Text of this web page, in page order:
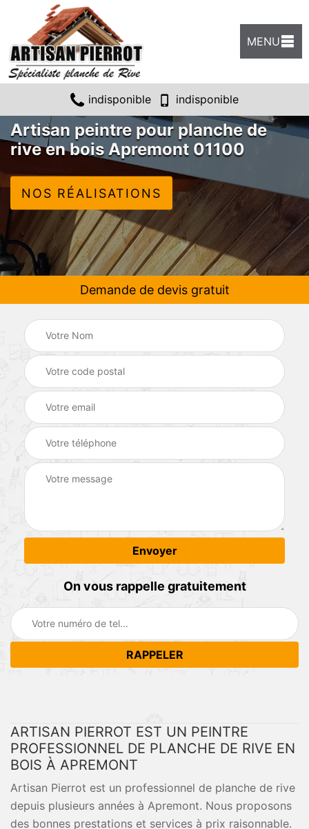
MENU
indisponible indisponible
Artisan peintre pour planche de
rive en bois Apremont 01100
NOS RÉALISATIONS
Demande de devis gratuit
On vous rappelle gratuitement
ARTISAN PIERROT EST UN PEINTRE
PROFESSIONNEL DE PLANCHE DE RIVE EN
BOIS À APREMONT
Artisan Pierrot est un professionnel de planche de rive
depuis plusieurs années à Apremont. Nous proposons
des bonnes prestations et services à prix raisonnable.